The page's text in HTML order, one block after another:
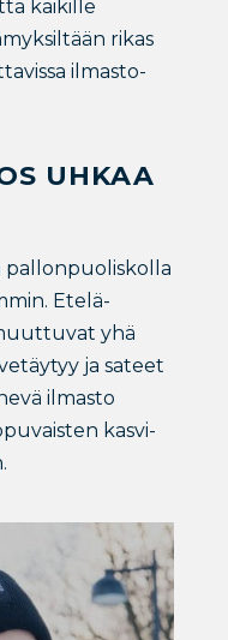
kaikille
rikas
ilmasto-
UHKAA
pallonpuoliskolla
Etelä-
yhä
ja sateet
ilmasto
kasvi-